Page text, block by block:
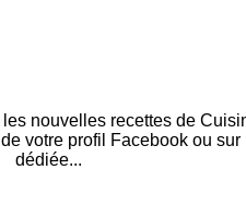
nouvelles recettes de
votre profil Facebook ou sur
dédiée...